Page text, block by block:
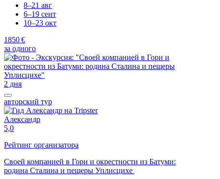
8–21 авг
6–19 сент
10–23 окт
1850 €
за одного
2 дня
авторский тур
Александр
5,0
Рейтинг организатора
Своей компанией в Гори и окрестности из Батуми:
родина Сталина и пещеры Уплисцихе